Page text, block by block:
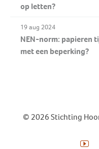
op letten?
19 aug 2024
NEN-norm: papieren
met een beperking?
© 2026 Stichting